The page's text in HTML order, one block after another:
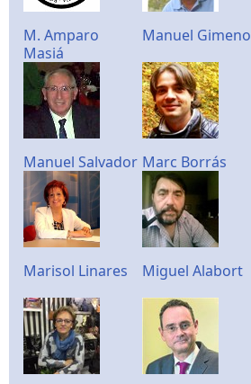
M. Amparo
Masiá
Manuel Gimeno
Manuel Salvador Marc Borrás
Marisol Linares Miguel Alabort